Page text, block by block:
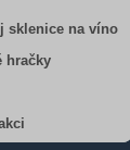
sklenice na víno
hračky